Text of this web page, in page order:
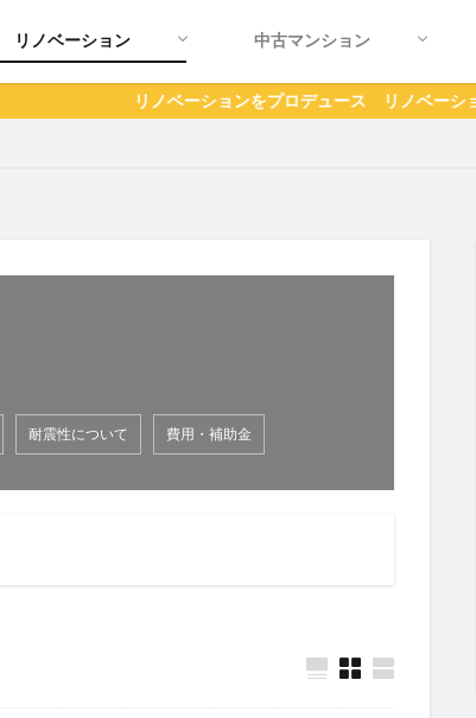
リノベーション 中古マンション
中古マンションの間取り
物件の探し方・相場
物件管理・メンテナンス
リノベーションをプロデュース リノベーション事例を一挙公開
耐震性について 費用・補助金